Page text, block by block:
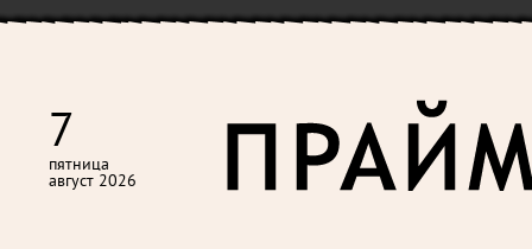
7
пятница
август 2026